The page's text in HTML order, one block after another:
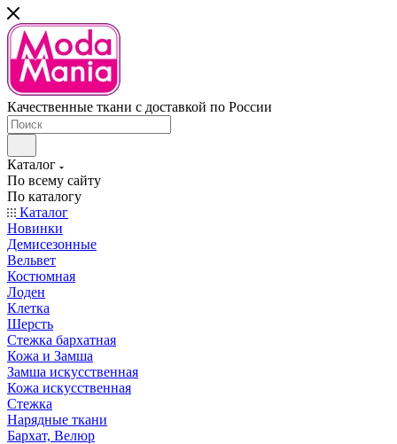
Качественные ткани с доставкой по России
Каталог
По всему сайту
По каталогу
Каталог
Новинки
Демисезонные
Вельвет
Костюмная
Лоден
Клетка
Шерсть
Стежка бархатная
Кожа и Замша
Замша искусственная
Кожа искусственная
Стежка
Нарядные ткани
Бархат, Велюр